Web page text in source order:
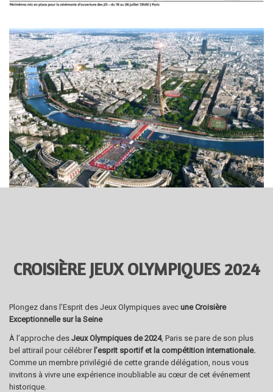
CROISIÈRE JEUX OLYMPIQUES 2024
Plongez dans l’Esprit des Jeux Olympiques avec une Croisière
Exceptionnelle sur la Seine
À l’approche des Jeux Olympiques de 2024, Paris se pare de son plus
bel attirail pour célébrer l’esprit sportif et la compétition internationale.
Comme un membre privilégié de cette grande délégation, nous vous
invitons à vivre une expérience inoubliable au cœur de cet événement
historique.